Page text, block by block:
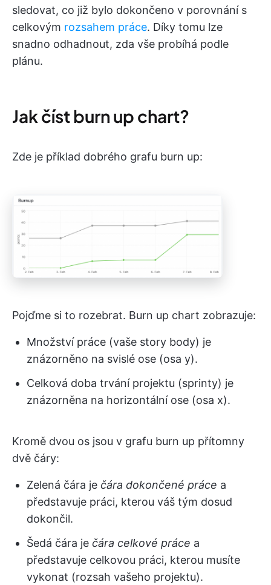
sledovat, co již bylo dokončeno v porovnání s
celkovým rozsahem práce. Díky tomu lze
snadno odhadnout, zda vše probíhá podle
plánu.
Jak číst burn up chart?
Zde je příklad dobrého grafu burn up:
Pojďme si to rozebrat. Burn up chart zobrazuje:
Množství práce (vaše story body) je
znázorněno na svislé ose (osa y).
Celková doba trvání projektu (sprinty) je
znázorněna na horizontální ose (osa x).
Kromě dvou os jsou v grafu burn up přítomny
dvě čáry:
Zelená čára je čára dokončené práce a
představuje práci, kterou váš tým dosud
dokončil.
Šedá čára je čára celkové práce a
představuje celkovou práci, kterou musíte
vykonat (rozsah vašeho projektu).